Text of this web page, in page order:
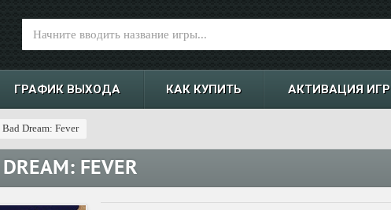
ГРАФИК ВЫХОДА КАК КУПИТЬ АКТИВАЦИЯ ИГР
Bad Dream: Fever
FEVER